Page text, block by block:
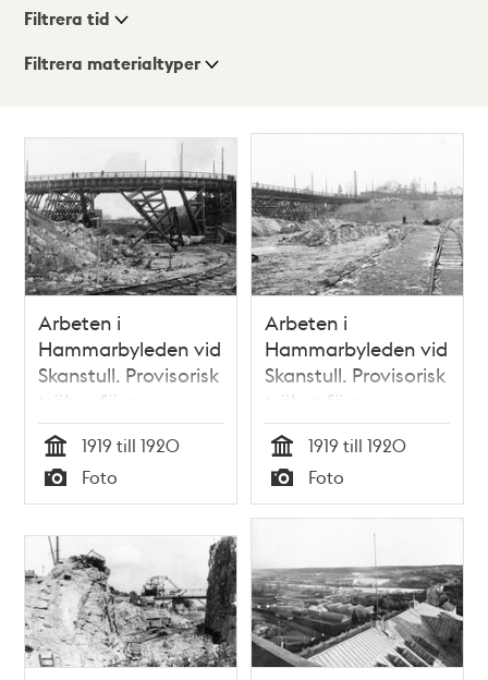
Visningsläge
Filtrera tid
Filtrera materialtyper
träffar
Arbeten i
Hammarbyleden vid
Skanstull. Provisorisk
träbro före
Skansbrons tillkomst
Tid
1919 till 1920
Typ
Foto
Arbeten i
Hammarbyleden vid
Skanstull. Provisorisk
träbro före
Skansbrons tillkomst
Tid
1919 till 1920
Typ
Foto